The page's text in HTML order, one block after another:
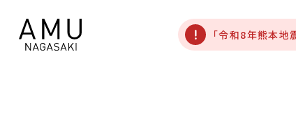
「令和8年熊本地